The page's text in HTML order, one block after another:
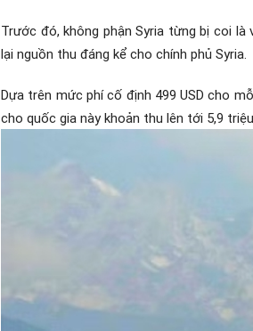
Trước đó, không phận Syria từng bị coi
lại nguồn thu đáng kể cho chính phủ Syria.
Dựa trên mức phí cố định 499 USD cho
cho quốc gia này khoản thu lên tới 5,9 triệu